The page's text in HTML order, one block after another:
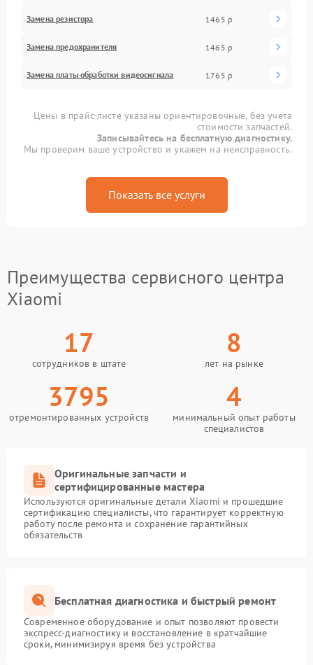
Замена резистора 1465 р
Замена предохранителя 1465 р
Замена платы обработки видеосигнала 1765 р
Цены в прайс-листе указаны ориентировочные, без учета
стоимости запчастей.
Записывайтесь на бесплатную диагностику.
Мы проверим ваше устройство и укажем на неисправность.
Показать все услуги
Преимущества сервисного центра
Xiaomi
17
сотрудников в штате
8
лет на рынке
3795
отремонтированных устройств
4
минимальный опыт работы
специалистов
Оригинальные запчасти и
сертифицированные мастера
Используются оригинальные детали Xiaomi и прошедшие
сертификацию специалисты, что гарантирует корректную
работу после ремонта и сохранение гарантийных
обязательств
Бесплатная диагностика и быстрый ремонт
Современное оборудование и опыт позволяют провести
экспресс-диагностику и восстановление в кратчайшие
сроки, минимизируя время без устройства